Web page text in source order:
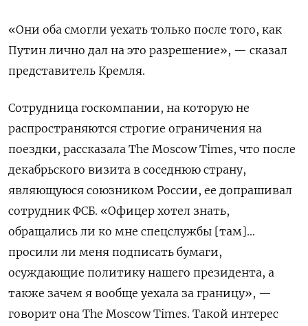
«Они оба смогли уехать только после того, как
Путин лично дал на это разрешение», — сказал
представитель Кремля.
Сотрудница госкомпании, на которую не
распространяются строгие ограничения на
поездки, рассказала The Moscow Times, что после
декабрьского визита в соседнюю страну,
являющуюся союзником России, ее допрашивал
сотрудник ФСБ. «Офицер хотел знать,
обращались ли ко мне спецслужбы [там]…
просили ли меня подписать бумаги,
осуждающие политику нашего президента, а
также зачем я вообще уехала за границу», —
говорит она The Moscow Times. Такой интерес